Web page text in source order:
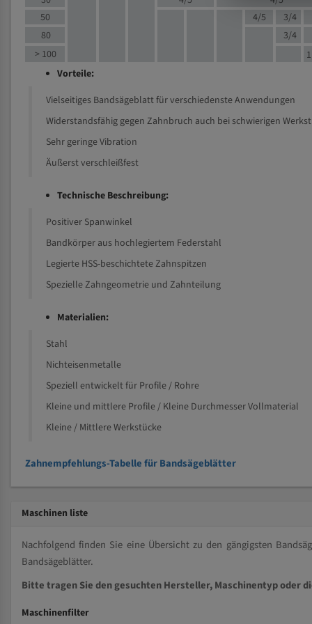
50
4/5 3/4
80
3/4
> 100
Vorteile:
Vielseitiges Bandsägeblatt für verschiedenste Anwendungen
Widerstandsfähig gegen Zahnbruch auch bei schwierigen
Sehr geringe Vibration
Äußerst verschleißfest
Technische Beschreibung:
Positiver Spanwinkel
Bandkörper aus hochlegiertem Federstahl
Legierte HSS-beschichtete Zahnspitzen
Spezielle Zahngeometrie und Zahnteilung
Materialien:
Stahl
Nichteisenmetalle
Speziell entwickelt für Profile / Rohre
Kleine und mittlere Profile / Kleine Durchmesser Vollmaterial
Kleine / Mittlere Werkstücke
Zahnempfehlungs-Tabelle für Bandsägeblätter
Maschinen liste
Nachfolgend finden Sie eine Übersicht zu den gängigsten
Bandsägeblätter.
Bitte tragen Sie den gesuchten Hersteller, Maschinentyp oder
Maschinenfilter